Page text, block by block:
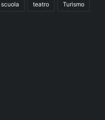
scuola teatro Turismo